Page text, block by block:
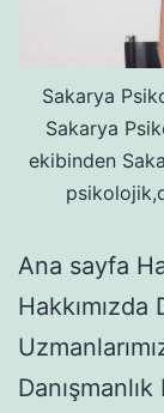
Sakarya
Sakarya
ekibinden
Ana sayfa
Hakkımızda